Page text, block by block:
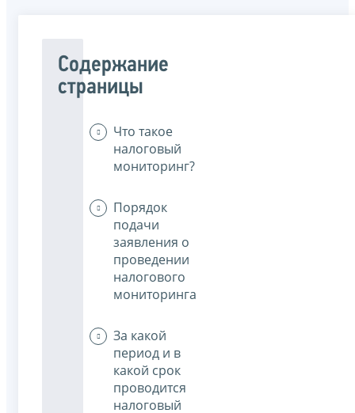
Содержание
страницы
Что такое
налоговый
мониторинг?
Порядок
подачи
заявления о
проведении
налогового
мониторинга
За какой
период и в
какой срок
проводится
налоговый